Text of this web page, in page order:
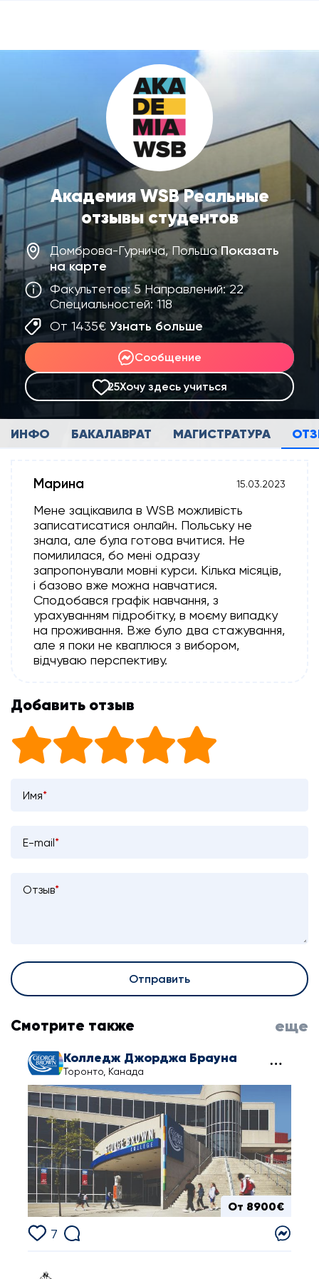
Академия WSB Реальные
отзывы студентов
Домброва-Гурнича, ПольшаПоказать
на карте
Факультетов: 5 Направлений: 22
Специальностей: 118
От 1435€ Узнать больше
Сообщение
25Хочу здесь учиться
ИНФО БАКАЛАВРАТ МАГИСТРАТУРА
Марина 15.03.2023
Мене зацікавила в WSB можливість
записатисатися онлайн. Польську не
знала, але була готова вчитися. Не
помилилася, бо мені одразу
запропонували мовні курси. Кілька місяців,
і базово вже можна навчатися.
Сподобався графік навчання, з
урахуванням підробітку, в моєму випадку
на проживання. Вже було два стажування,
але я поки не кваплюся з вибором,
відчуваю перспективу.
Добавить отзыв
Имя*
E-mail*
Отзыв*
Отправить
Смотрите также еще
Колледж Джорджа Брауна
Торонто, Канада
От 8900€
7